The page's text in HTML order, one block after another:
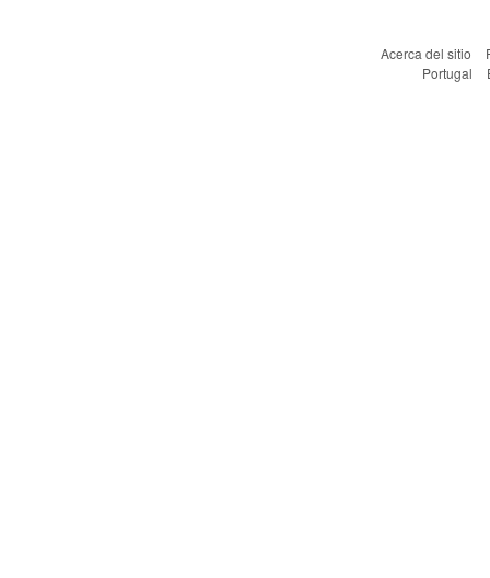
Acerca del sitio
Portugal